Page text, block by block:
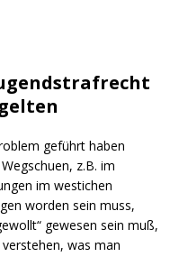
geführt haben
z.B. im
im westichen
worden sein muss,
gewesen sein muß,
was man